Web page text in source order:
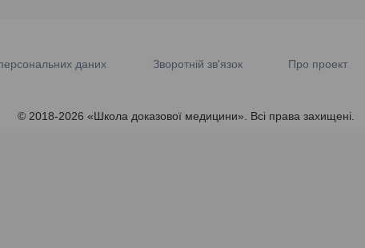
даних Зворотній зв'язок Про проект
© 2018-2026 «Школа доказової медицини». Всі права захищені.